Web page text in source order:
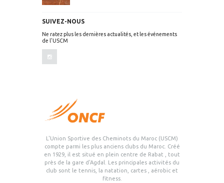
SUIVEZ-NOUS
Ne ratez plus les dernières actualités, et les événements
de l'USCM
L'Union Sportive des Cheminots du Maroc (USCM)
compte parmi les plus anciens clubs du Maroc. Créé
en 1929, il est situé en plein centre de Rabat , tout
près de la gare d'Agdal. Les principales activités du
club sont le tennis, la natation, cartes , aérobic et
fitness.